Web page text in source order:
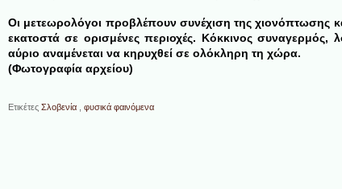
Οι μετεωρολόγοι προβλέπουν συνέχιση της χιονόπτωσης
εκατοστά σε ορισμένες περιοχές. Κόκκινος συναγερμός,
αύριο αναμένεται να κηρυχθεί σε ολόκληρη τη χώρα.
(Φωτογραφία αρχείου)
Ετικέτες Σλοβενία φυσικά φαινόμενα